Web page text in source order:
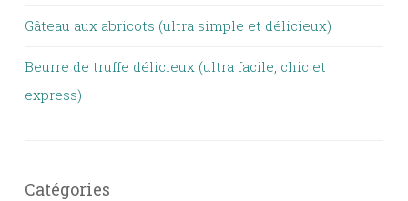
Gâteau aux abricots (ultra simple et délicieux)
Beurre de truffe délicieux (ultra facile, chic et
express)
Catégories